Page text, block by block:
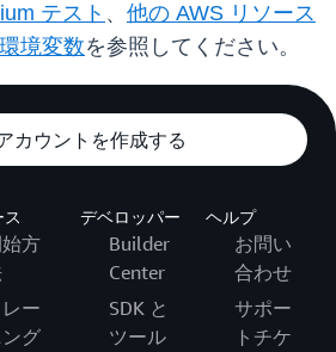
テスト 、 他の AWS リソース
環境変数を参照してください。
カウントを作成する
ス
方
レー
グ
デベロッパー
Builder
Center
SDK と
ツール
ヘルプ
お問い
合わせ
サポー
トチケ